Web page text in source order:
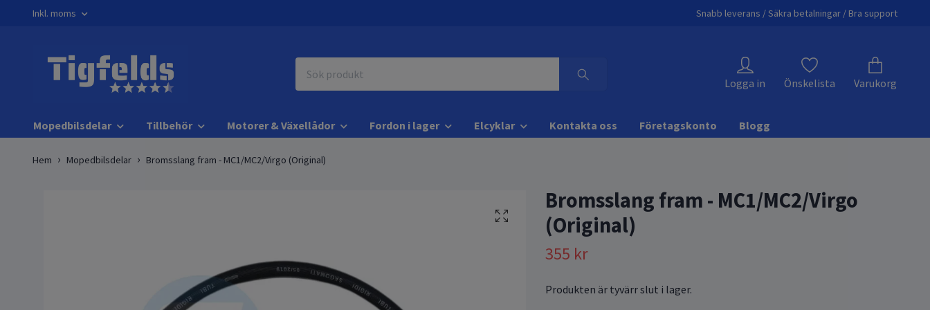
Inkl. moms Snabb leverans / Säkra betalningar / Bra support
Logga in Önskelista Varukorg
Mopedbilsdelar Tillbehör Motorer & Växellådor Fordon i lager Elcyklar Kontakta oss Företagskonto Blogg
Hem Mopedbilsdelar Bromsslang fram - MC1/MC2/Virgo (Original)
Bromsslang fram - MC1/MC2/Virgo
(Original)
355 kr
Produkten är tyvärr slut i lager.